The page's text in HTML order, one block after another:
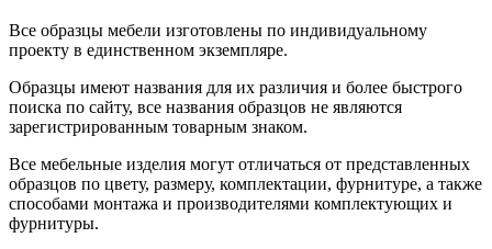
Все образцы мебели изготовлены по индивидуальному
проекту в единственном экземпляре.
Образцы имеют названия для их различия и более быстрого
поиска по сайту, все названия образцов не являются
зарегистрированным товарным знаком.
Все мебельные изделия могут отличаться от представленных
образцов по цвету, размеру, комплектации, фурнитуре, а также
способами монтажа и производителями комплектующих и
фурнитуры.